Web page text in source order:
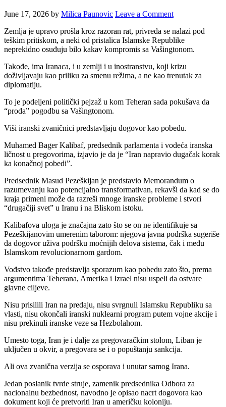
June 17, 2026 by Milica Paunovic Leave a Comment
Zemlja je upravo prošla kroz razoran rat, privreda se nalazi pod
teškim pritiskom, a neki od pristalica Islamske Republike
neprekidno osuđuju bilo kakav kompromis sa Vašingtonom.
Takođe, ima Iranaca, i u zemlji i u inostranstvu, koji krizu
doživljavaju kao priliku za smenu režima, a ne kao trenutak za
diplomatiju.
To je podeljeni politički pejzaž u kom Teheran sada pokušava da
“proda” pogodbu sa Vašingtonom.
Viši iranski zvaničnici predstavljaju dogovor kao pobedu.
Muhamed Bager Kalibaf, predsednik parlamenta i vodeća iranska
ličnost u pregovorima, izjavio je da je “Iran napravio dugačak korak
ka konačnoj pobedi”.
Predsednik Masud Pezeškijan je predstavio Memorandum o
razumevanju kao potencijalno transformativan, rekavši da kad se do
kraja primeni može da razreši mnoge iranske probleme i stvori
“drugačiji svet” u Iranu i na Bliskom istoku.
Kalibafova uloga je značajna zato što se on ne identifikuje sa
Pezeškijanovim umerenim taborom: njegova javna podrška sugeriše
da dogovor uživa podršku moćnijih delova sistema, čak i među
Islamskom revolucionarnom gardom.
Vođstvo takođe predstavlja sporazum kao pobedu zato što, prema
argumentima Teherana, Amerika i Izrael nisu uspeli da ostvare
glavne ciljeve.
Nisu prisilili Iran na predaju, nisu svrgnuli Islamsku Republiku sa
vlasti, nisu okončali iranski nuklearni program putem vojne akcije i
nisu prekinuli iranske veze sa Hezbolahom.
Umesto toga, Iran je i dalje za pregovaračkim stolom, Liban je
uključen u okvir, a pregovara se i o popuštanju sankcija.
Ali ova zvanična verzija se osporava i unutar samog Irana.
Jedan poslanik tvrde struje, zamenik predsednika Odbora za
nacionalnu bezbednost, navodno je opisao nacrt dogovora kao
dokument koji će pretvoriti Iran u američku koloniju.